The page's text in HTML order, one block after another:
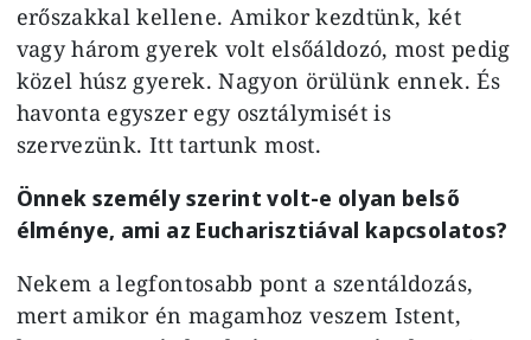
erőszakkal kellene. Amikor kezdtünk, két
vagy három gyerek volt elsőáldozó, most pedig
közel húsz gyerek. Nagyon örülünk ennek. És
havonta egyszer egy osztálymisét is
szervezünk. Itt tartunk most.
Önnek személy szerint volt-e olyan belső
élménye, ami az Eucharisztiával kapcsolatos?
Nekem a legfontosabb pont a szentáldozás,
mert amikor én magamhoz veszem Istent,